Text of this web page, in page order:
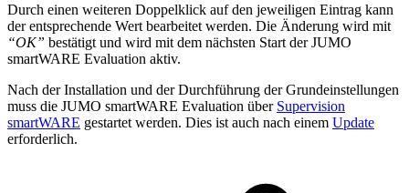
Durch einen weiteren Doppelklick auf den jeweiligen Eintrag kann
der entsprechende Wert bearbeitet werden. Die Änderung wird mit
“OK” bestätigt und wird mit dem nächsten Start der JUMO
smartWARE Evaluation aktiv.
Nach der Installation und der Durchführung der Grundeinstellungen
muss die JUMO smartWARE Evaluation über Supervision
smartWARE gestartet werden. Dies ist auch nach einem Update
erforderlich.